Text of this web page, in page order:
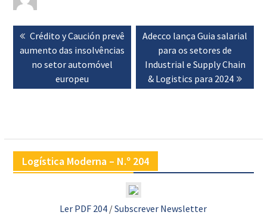
Navegação
de
artigos
Previous
post:
Crédito y Caución prevê
aumento das insolvências
no setor automóvel
europeu
Next
post:
Adecco lança Guia salarial
para os setores de
Industrial e Supply Chain
& Logistics para 2024
Logística Moderna – N.º 204
Ler PDF 204 /Subscrever Newsletter